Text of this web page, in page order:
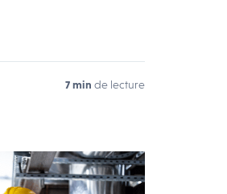
7 min de lecture